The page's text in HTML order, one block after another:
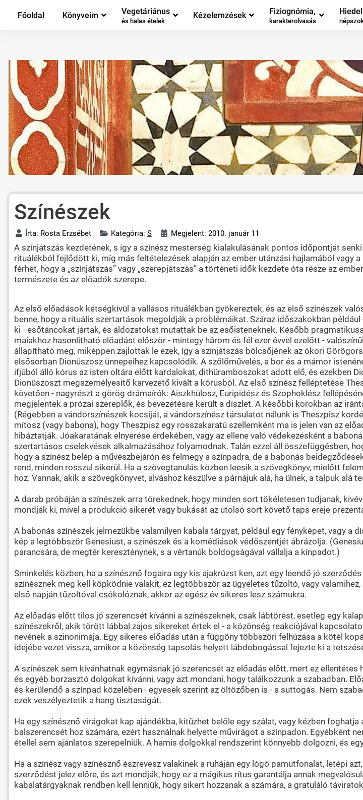
Főoldal Könyveim Vegetáriánus
és halas ételek
Kézelemzések Fiziognómia,
karakterolvasás
Színészek
Írta: Rosta Erzsébet Kategória: S Megjelent: 2010. január 11
A színjátszás kezdetének, s így a színész mesterség kialakulásának pontos időpontját
rituálékból fejlődött ki, míg más feltételezések alapján az ember utánzási hajlamából vagy
férhet, hogy a „színjátszás” vagy „szerepjátszás” a történeti idők kezdete óta része az
természete és az előadók szerepe.
Az első előadások kétségkívül a vallásos rituálékban gyökereztek, és az első színészek
benne, hogy a rituális szertartások megoldják a problémáikat. Száraz időszakokban
ki - esőtáncokat jártak, és áldozatokat mutattak be az esőisteneknek. Később
maiakhoz hasonlítható előadást először - mintegy három és fél ezer évvel ezelőtt -
állapítható meg, miképpen zajlottak le ezek, így a színjátszás bölcsőjének az ókori
elsősorban Dionüszosz ünnepeihez kapcsolódik. A szőlőművelés, a bor és a mámor
ifjúból álló kórus az isten oltára előtt kardalokat, dithüramboszokat adott elő, és ezekben
Dionüszoszt megszemélyesítő karvezető kivált a kórusból. Az első színész felléptetése
követően - nagyrészt a görög drámaírók: Aiszkhülosz, Euripidész és Szophoklész
megjelentek a prózai szereplők, és bevezetésre került a díszlet. A későbbi korokban az
(Régebben a vándorszínészek kocsiját, a vándorszínész társulatot nálunk is Theszpisz
mítosz (vagy babona), hogy Theszpisz egy rosszakaratú szellemként ma is jelen van az
hibáztatják. Jóakaratának elnyerése érdekében, vagy az ellene való védekezésként a
szertartásos cselekvések alkalmazásához folyamodnak. Talán ezzel áll összefüggésben,
hogy a színész belép a művészbejárón és felmegy a színpadra, de a babonás
rend, minden rosszul sikerül. Ha a szövegtanulás közben leesik a szövegkönyv, mielőtt
hoz. Vannak, akik a szövegkönyvet, alváshoz készülve a párnájuk alá, ha ülnek, a talpuk alá
A darab próbáján a színészek arra törekednek, hogy minden sort tökéletesen tudjanak,
mondják ki, mivel a produkció sikerét vagy bukását az utolsó sort követő taps ereje
A babonás színészek jelmezükbe valamilyen kabala tárgyat, például egy fényképet, vagy
kép a legtöbbször Genesiust, a színészek és a komédiások védőszentjét ábrázolja.
parancsára, de megtér kereszténynek, s a vértanúk boldogságával vállalja a kínpadot.)
Sminkelés közben, ha a színésznő fogaira egy kis ajakrúzst ken, azt egy leendő jó
színésznek meg kell köpködnie valakit, ez legtöbbször az ügyeletes tűzoltó, vagy
első napján tűzoltóval csókolóznak, akkor az egész év sikeres lesz számukra.
Az előadás előtt tilos jó szerencsét kívánni a színészeknek, csak lábtörést, esetleg egy
színészekről, akik törött lábbal zajos sikereket értek el - a közönség reakciójával
nevének a szinonimája. Egy sikeres előadás után a függöny többszöri felhúzása a kötél
idejébe vezet vissza, amikor a közönség tapsolás helyett lábdobogással fejezte ki a
A színészek sem kívánhatnak egymásnak jó szerencsét az előadás előtt, mert ez
és egyéb borzasztó dolgokat kívánni, vagy azt mondani, hogy találkozzunk a szabadban.
és kerülendő a színpad közelében - egyesek szerint az öltözőben is - a suttogás. Nem
ezek veszélyeztetik a hang tisztaságát.
Ha egy színésznő virágokat kap ajándékba, kitűzhet belőle egy szálat, vagy kézben
balszerencsét hoz számára, ezért használnak helyette művirágot a színpadon. Egyébként
étellel sem ajánlatos szerepelniük. A hamis dolgokkal rendszerint könnyebb dolgozni, és
Ha a színész vagy színésznő észrevesz valakinek a ruháján egy lógó pamutfonalat, letépi
szerződést jelez előre, és azt mondják, hogy ez a mágikus rítus garantálja annak
kabalatárgyaknak rendben kell lenniük, hogy sikert hozzanak a számára, a gratuláló